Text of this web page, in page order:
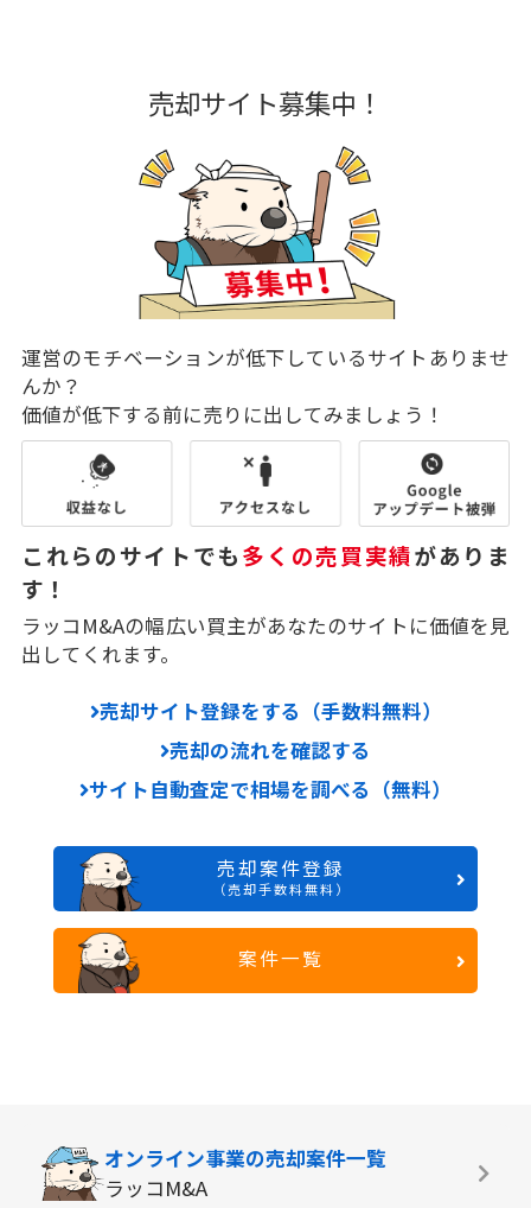
売却サイト募集中！
運営のモチベーションが低下しているサイトありませ
んか？
価値が低下する前に売りに出してみましょう！
これらのサイトでも多くの売買実績がありま
す！
ラッコM&Aの幅広い買主があなたのサイトに価値を見
出してくれます。
売却サイト登録をする（手数料無料）
売却の流れを確認する
サイト自動査定で相場を調べる（無料）
売却案件登録
（売却手数料無料）
案件一覧
オンライン事業の売却案件一覧
ラッコM&A